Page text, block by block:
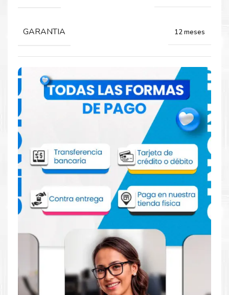
Comprar Toner Xerox 106R03746 Amarillo
para impresora Xerox C7020 C7025
C7030
Aprovecha nuestra experiencia y atención para adquirir tus
productos. Tenemos promociones todos los dias. Escríbenos o
visítanos hoy para encontrar la solución perfecta para tu
impresora
Xerox, como el
Toner Xerox 106R03746 Amarillo
para impresora Xerox C7020 C7025 C7030.
Dónde comprar Toner Xerox 106R03746
Amarillo para impresora Xerox C7020
C7025 C7030 en Lima o para provincia
Tienda autorizada porXerox. Descubre la mejor manera de
abastecerte deToner Xerox 106R03746 Amarillo para
impresora Xerox C7020 C7025 C7030. Ofrecemos una amplia
GARANTIA 12 meses